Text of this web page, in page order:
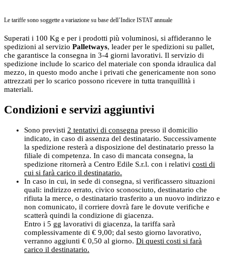
Le tariffe sono soggette a variazione su base dell’Indice ISTAT annuale
Superati i 100 Kg e per i prodotti più voluminosi, si affideranno le
spedizioni al servizio Palletways, leader per le spedizioni su pallet,
che garantisce la consegna in 3-4 giorni lavorativi. Il servizio di
spedizione include lo scarico del materiale con sponda idraulica dal
mezzo, in questo modo anche i privati che genericamente non sono
attrezzati per lo scarico possono ricevere in tutta tranquillità i
materiali.
Condizioni e servizi aggiuntivi
Sono previsti 2 tentativi di consegna presso il domicilio
indicato, in caso di assenza del destinatario. Successivamente
la spedizione resterà a disposizione del destinatario presso la
filiale di competenza. In caso di mancata consegna, la
spedizione ritornerà a Centro Edile S.r.l. con i relativi costi di
cui si farà carico il destinatario.
In caso in cui, in sede di consegna, si verificassero situazioni
quali: indirizzo errato, civico sconosciuto, destinatario che
rifiuta la merce, o destinatario trasferito a un nuovo indirizzo e
non comunicato, il corriere dovrà fare le dovute verifiche e
scatterà quindi la condizione di giacenza.
Entro i 5 gg lavorativi di giacenza, la tariffa sarà
complessivamente di € 9,00; dal sesto giorno lavorativo,
verranno aggiunti € 0,50 al giorno. Di questi costi si farà
carico il destinatario.